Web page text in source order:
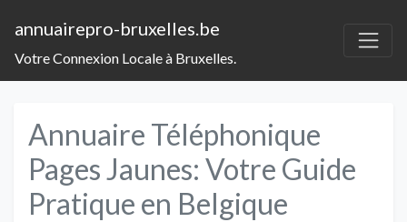
annuairepro-bruxelles.be
Votre Connexion Locale à Bruxelles.
Annuaire Téléphonique
Pages Jaunes: Votre Guide
Pratique en Belgique